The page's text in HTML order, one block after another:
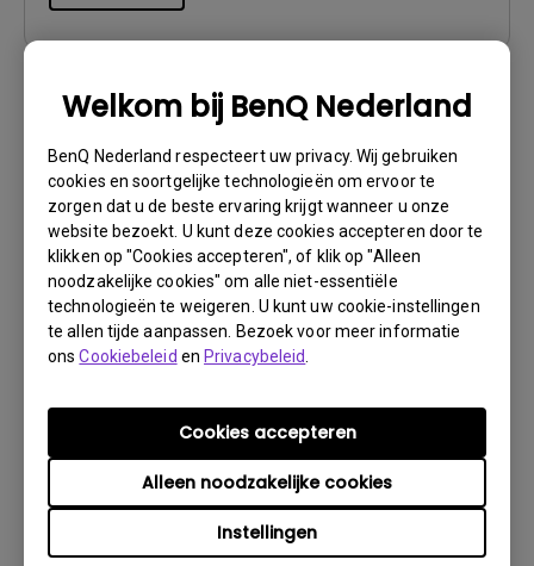
Welkom bij BenQ Nederland
BenQ Nederland respecteert uw privacy. Wij gebruiken
cookies en soortgelijke technologieën om ervoor te
zorgen dat u de beste ervaring krijgt wanneer u onze
website bezoekt. U kunt deze cookies accepteren door te
klikken op "Cookies accepteren", of klik op "Alleen
noodzakelijke cookies" om alle niet-essentiële
technologieën te weigeren. U kunt uw cookie-instellingen
te allen tijde aanpassen. Bezoek voor meer informatie
onsCookiebeleid enPrivacybeleid
Instellingen
Alleen noodzakelijke cookies
Cookies accepteren
Safety Warning and Notice
Update:2021/01/06
Taal:Dutch
Bestandsformaat: 86.06 KB
Versie:
Voorbeeld
Gebruikershandleiding